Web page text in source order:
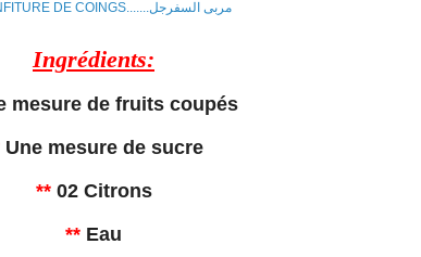
Ingrédients:
mesure de fruits coupés
Une mesure de sucre
** 02 Citrons
** Eau